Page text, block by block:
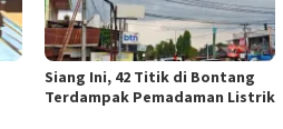
Siang Ini, 42 Titik di Bontang
Terdampak Pemadaman Listrik